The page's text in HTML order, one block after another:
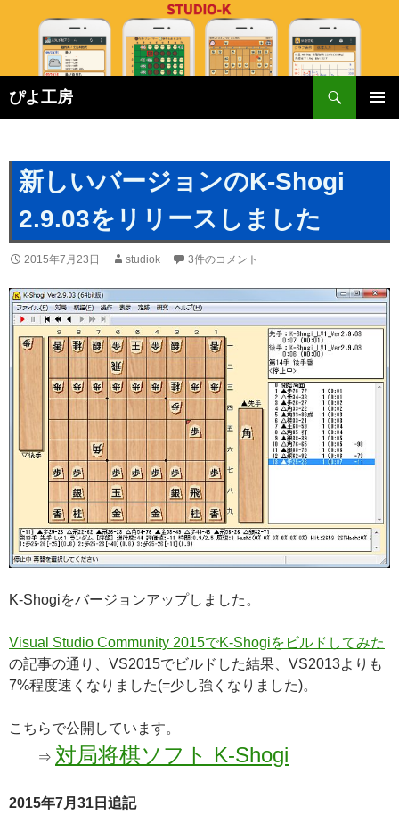
ぴよ工房
索
ツ
ス
キ
ッ
新しいバージョンのK-Shogi
2.9.03をリリースしました
2015年7月23日 studiok 3件のコメント
K-Shogiをバージョンアップしました。
Visual Studio Community 2015でK-Shogiをビルドしてみた
の記事の通り、VS2015でビルドした結果、VS2013よりも
7%程度速くなりました(=少し強くなりました)。
こちらで公開しています。
⇒ 対局将棋ソフト K-Shogi
2015年7月31日追記